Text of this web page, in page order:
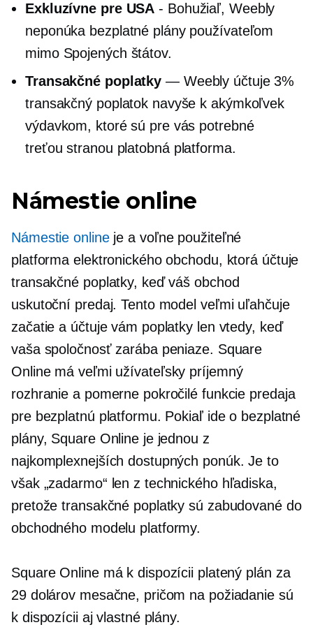
Exkluzívne pre USA - Bohužiaľ, Weebly
neponúka bezplatné plány používateľom
mimo Spojených štátov.
Transakčné poplatky — Weebly účtuje 3%
transakčný poplatok navyše k akýmkoľvek
výdavkom, ktoré sú pre vás potrebné
treťou stranou platobná platforma.
Námestie online
Námestie onlineje a voľne použiteľné
platforma elektronického obchodu, ktorá účtuje
transakčné poplatky, keď váš obchod
uskutoční predaj. Tento model veľmi uľahčuje
začatie a účtuje vám poplatky len vtedy, keď
vaša spoločnosť zarába peniaze. Square
Online má veľmi užívateľsky príjemný
rozhranie a pomerne pokročilé funkcie predaja
pre bezplatnú platformu. Pokiaľ ide o bezplatné
plány, Square Online je jednou z
najkomplexnejších dostupných ponúk. Je to
však „zadarmo“ len z technického hľadiska,
pretože transakčné poplatky sú zabudované do
obchodného modelu platformy.
Square Online má k dispozícii platený plán za
29 dolárov mesačne, pričom na požiadanie sú
k dispozícii aj vlastné plány.